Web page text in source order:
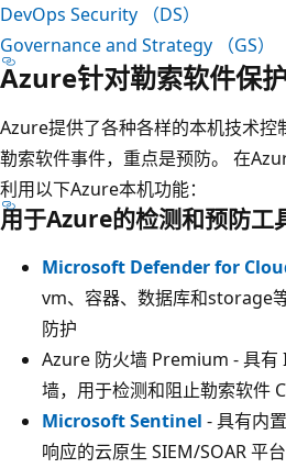
DevOps Security （DS）
Governance and Strategy （GS）
Azure针对勒索软件保
Azure提供了各种各样的本机技术控
勒索软件事件，重点是预防。 在
利用以下Azure本机功能：
用于Azure的检测和预防工
Microsoft Defender for
vm、容器、数据库和storage
防护
Azure 防火墙 Premium - 具有
墙，用于检测和阻止勒索软件
Microsoft Sentinel - 具有内
响应的云原生 SIEM/SOAR 平台